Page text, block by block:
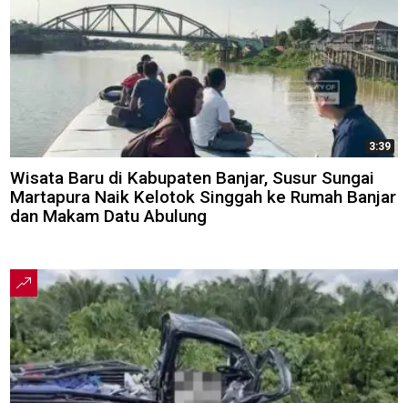
3:39
Wisata Baru di Kabupaten Banjar, Susur Sungai
Martapura Naik Kelotok Singgah ke Rumah Banjar
dan Makam Datu Abulung